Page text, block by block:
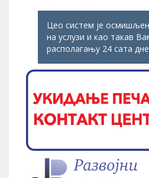
Цео систем је
на услузи и као такав
располагању 24 сата